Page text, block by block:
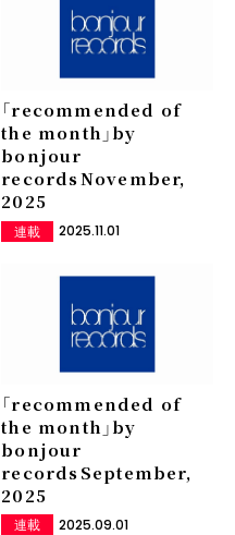
「recommended of
the month」by
bonjour
records――November,
2025
連載 2025.11.01
「recommended of
the month」by
bonjour
records――September,
2025
連載 2025.09.01